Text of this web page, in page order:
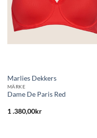
Marlies Dekkers
MÄRKE
Dame De Paris Red
1 .380,00kr